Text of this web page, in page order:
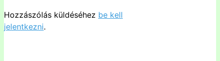
Hozzászólás küldéséhez be kell
jelentkezni.